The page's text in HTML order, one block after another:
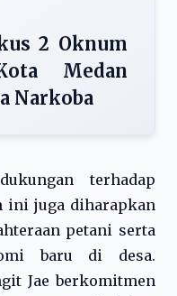
2 Oknum
Medan
Narkoba
terhadap
ini juga diharapkan
petani serta
baru di desa.
Jae berkomitmen